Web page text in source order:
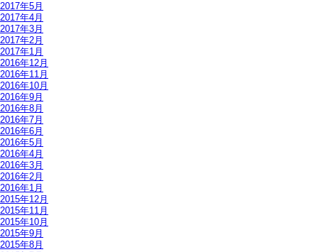
2017年5月
2017年4月
2017年3月
2017年2月
2017年1月
2016年12月
2016年11月
2016年10月
2016年9月
2016年8月
2016年7月
2016年6月
2016年5月
2016年4月
2016年3月
2016年2月
2016年1月
2015年12月
2015年11月
2015年10月
2015年9月
2015年8月